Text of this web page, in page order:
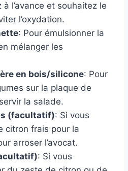
l’avance et souhaitez le
l’oxydation.
: Pour émulsionner la
mélanger les
en bois/silicone: Pour
sur la plaque de
la salade.
(facultatif): Si vous
citron frais pour la
arroser l’avocat.
: Si vous